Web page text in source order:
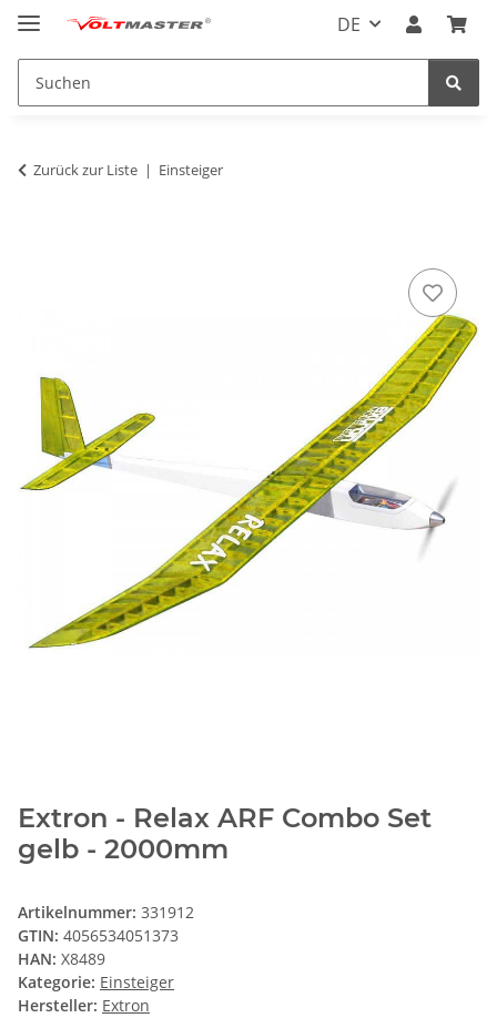
DE
Zurück zur Liste Einsteiger
Extron - Relax ARF Combo Set
gelb - 2000mm
Artikelnummer: 331912
GTIN: 4056534051373
HAN: X8489
Kategorie: Einsteiger
Hersteller: Extron